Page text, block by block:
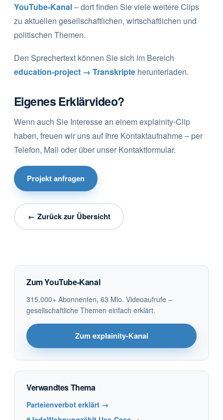
YouTube-Kanal– dort finden Sie viele weitere Clips
zu aktuellen gesellschaftlichen, wirtschaftlichen und
politischen Themen.
Den Sprechertext können Sie sich im Bereich
education-project → Transkripte herunterladen.
Eigenes Erklärvideo?
Wenn auch Sie Interesse an einem explainity-Clip
haben, freuen wir uns auf Ihre Kontaktaufnahme – per
Telefon, Mail oder über unser Kontaktformular.
Projekt anfragen
← Zurück zur Übersicht
Zum YouTube-Kanal
315.000+ Abonnenten, 63 Mio. Videoaufrufe –
gesellschaftliche Themen einfach erklärt.
Zum explainity-Kanal
Verwandtes Thema
Parteienverbot erklärt →